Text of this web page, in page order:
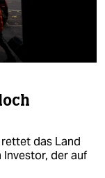
das Land
der auf